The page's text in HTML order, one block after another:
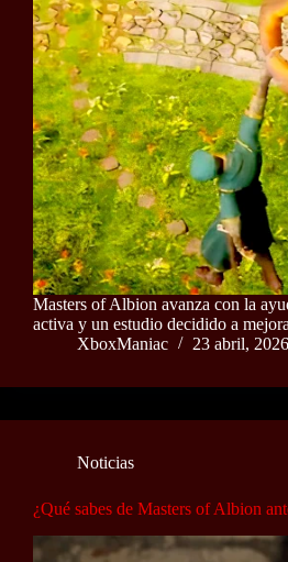
Masters of Albion avanza con la
activa y un estudio decidido a
XboxManiac
23 abril, 2026
Noticias
¿Qué sabes de Masters of Albion